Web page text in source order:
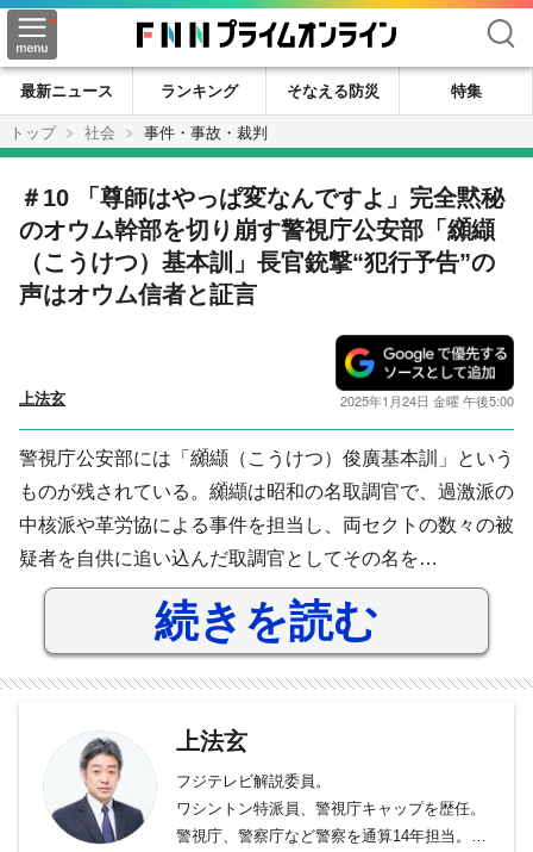
検索
最新ニュース ランキング そなえる防災
特集
トップ
社会 事件・事故・裁判
＃10 「尊師はやっぱ変なんですよ」完全黙秘
のオウム幹部を切り崩す警視庁公安部「纐纈
（こうけつ）基本訓」長官銃撃“犯行予告”の
声はオウム信者と証言
上法玄 2025年1月24日 金曜 午後5:00
警視庁公安部には「纐纈（こうけつ）俊廣基本訓」という
ものが残されている。纐纈は昭和の名取調官で、過激派の
中核派や革労協による事件を担当し、両セクトの数々の被
疑者を自供に追い込んだ取調官としてその名を…
続きを読む
上法玄
フジテレビ解説委員。
ワシントン特派員、警視庁キャップを歴任。
警視庁、警察庁など警察を通算14年担当。そ